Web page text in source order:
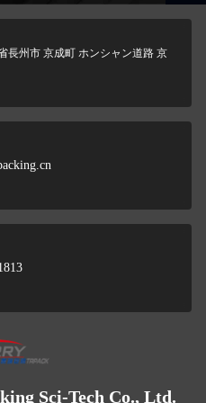
長州市 京成町 ホンシャン道路 京
Sci-Tech Co., Ltd.